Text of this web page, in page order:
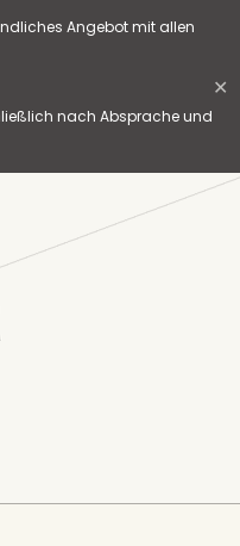
Angebot mit allen
nach Absprache und
✕